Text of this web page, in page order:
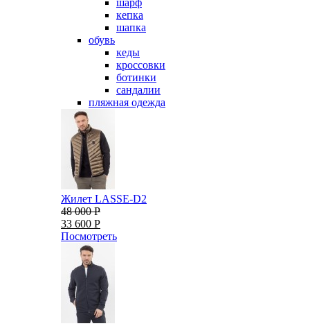
шарф
кепка
шапка
обувь
кеды
кроссовки
ботинки
сандалии
пляжная одежда
Жилет LASSE-D2
48 000 Р
33 600 Р
Посмотреть